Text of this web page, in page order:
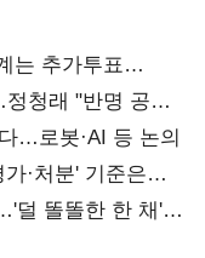
는 추가투표
청래 "반명 공세
…로봇·AI 등 논의
·처분' 기준은
덜 똘똘한 한 채'